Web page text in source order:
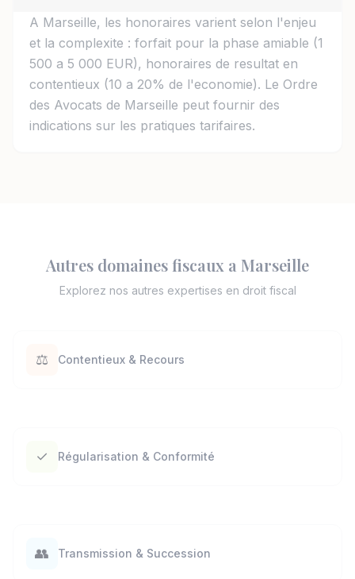
A Marseille, les honoraires varient selon l'enjeu
et la complexite : forfait pour la phase amiable (1
500 a 5 000 EUR), honoraires de resultat en
contentieux (10 a 20% de l'economie). Le Ordre
des Avocats de Marseille peut fournir des
indications sur les pratiques tarifaires.
Autres domaines fiscaux a Marseille
Explorez nos autres expertises en droit fiscal
⚖️ Contentieux & Recours
✓ Régularisation & Conformité
👥 Transmission & Succession